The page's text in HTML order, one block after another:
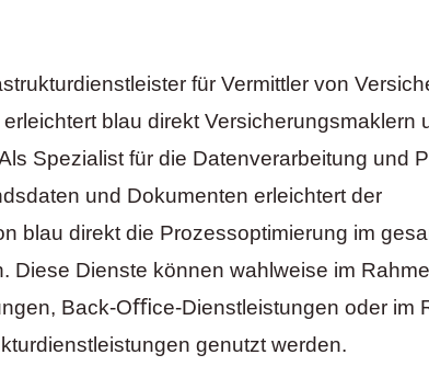
für Vermittler von
blau direkt Versicherungsmaklern
Spezialist für die Datenverarbeitung und
und Dokumenten erleichtert der
blau direkt die Prozessoptimierung im
Diese Dienste können wahlweise im
Back-Oﬃce-Dienstleistungen oder im
genutzt werden.